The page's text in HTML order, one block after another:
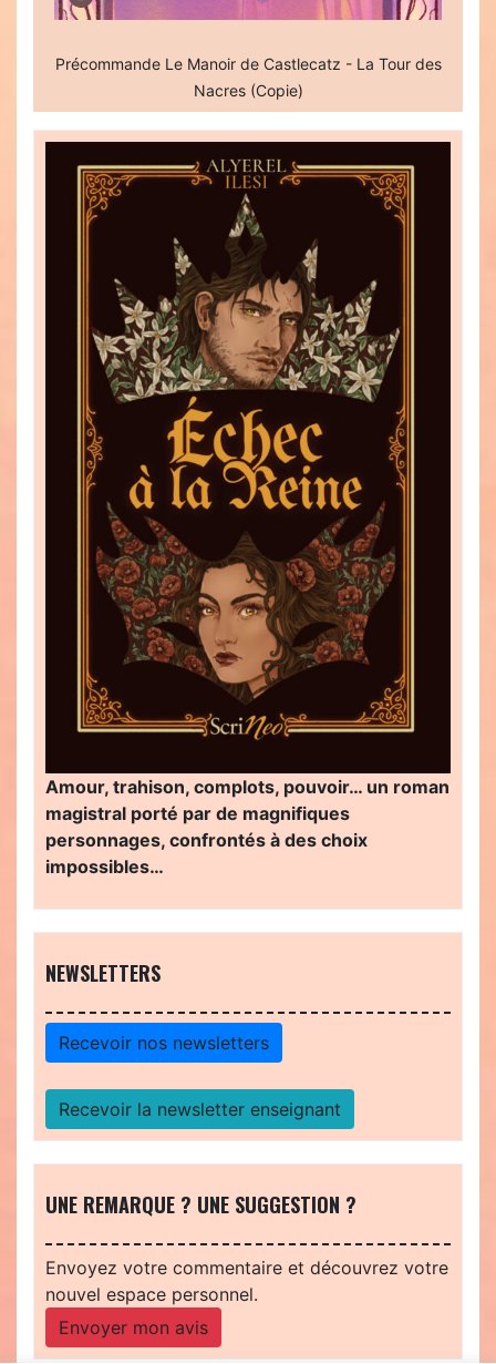
Précommande Le Manoir de Castlecatz - La Tour des
Nacres (Copie)
Amour, trahison, complots, pouvoir… un roman
magistral porté par de magnifiques
personnages, confrontés à des choix
impossibles…
NEWSLETTERS
Recevoir nos newsletters
Recevoir la newsletter enseignant
UNE REMARQUE ? UNE SUGGESTION ?
Envoyez votre commentaire et découvrez votre
nouvel espace personnel.
Envoyer mon avis